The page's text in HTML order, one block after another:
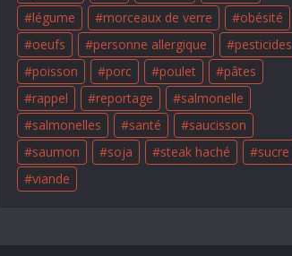
légume
morceaux de verre
obésité
oeufs
personne allergique
pesticides
poisson
porc poulet
pâtes
rappel
reportage
salmonelle
salmonelles
santé
saucisson
saumon
soja steak haché
sucre
viande